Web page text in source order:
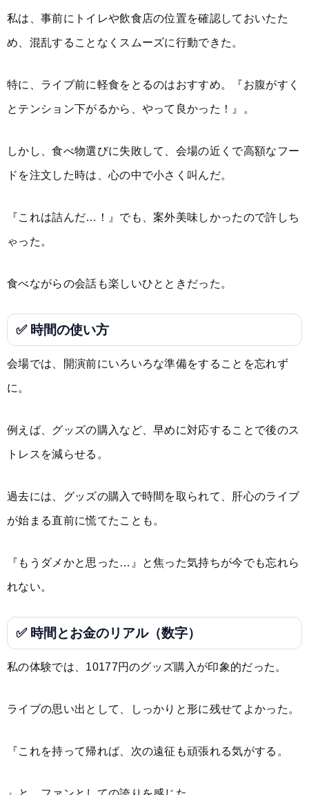
私は、事前にトイレや飲食店の位置を確認しておいたた
め、混乱することなくスムーズに行動できた。
特に、ライブ前に軽食をとるのはおすすめ。『お腹がすく
とテンション下がるから、やって良かった！』。
しかし、食べ物選びに失敗して、会場の近くで高額なフー
ドを注文した時は、心の中で小さく叫んだ。
『これは詰んだ…！』でも、案外美味しかったので許しち
ゃった。
食べながらの会話も楽しいひとときだった。
✅ 時間の使い方
会場では、開演前にいろいろな準備をすることを忘れず
に。
例えば、グッズの購入など、早めに対応することで後のス
トレスを減らせる。
過去には、グッズの購入で時間を取られて、肝心のライブ
が始まる直前に慌てたことも。
『もうダメかと思った…』と焦った気持ちが今でも忘れら
れない。
✅ 時間とお金のリアル（数字）
私の体験では、10177円のグッズ購入が印象的だった。
ライブの思い出として、しっかりと形に残せてよかった。
『これを持って帰れば、次の遠征も頑張れる気がする。